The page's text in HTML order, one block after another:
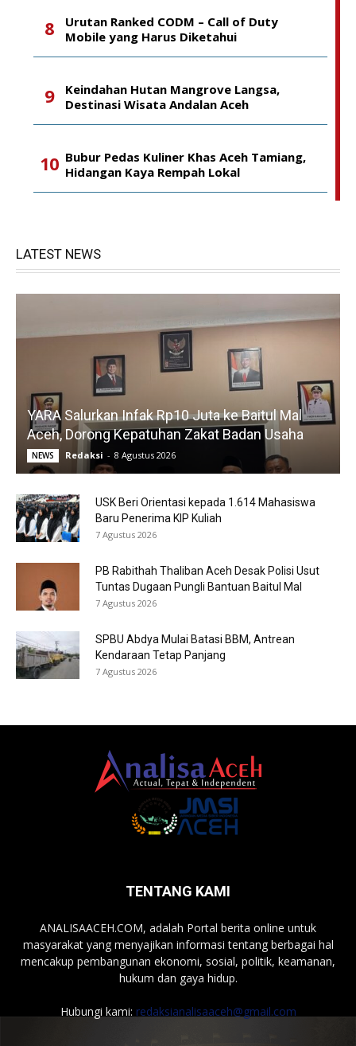
Urutan Ranked CODM – Call of Duty
Mobile yang Harus Diketahui
Keindahan Hutan Mangrove Langsa,
Destinasi Wisata Andalan Aceh
Bubur Pedas Kuliner Khas Aceh Tamiang,
Hidangan Kaya Rempah Lokal
LATEST NEWS
YARA Salurkan Infak Rp10 Juta ke Baitul Mal
Aceh, Dorong Kepatuhan Zakat Badan Usaha
NEWS Redaksi - 8 Agustus 2026
USK Beri Orientasi kepada 1.614 Mahasiswa
Baru Penerima KIP Kuliah
7 Agustus 2026
PB Rabithah Thaliban Aceh Desak Polisi Usut
Tuntas Dugaan Pungli Bantuan Baitul Mal
7 Agustus 2026
SPBU Abdya Mulai Batasi BBM, Antrean
Kendaraan Tetap Panjang
7 Agustus 2026
TENTANG KAMI
ANALISAACEH.COM, adalah Portal berita online untuk
masyarakat yang menyajikan informasi tentang berbagai hal
mencakup pembangunan ekonomi, sosial, politik, keamanan,
hukum dan gaya hidup.
Hubungi kami: redaksianalisaaceh@gmail.com